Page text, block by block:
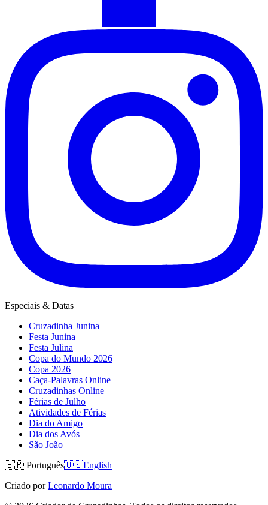
Especiais & Datas
Cruzadinha Junina
Festa Junina
Festa Julina
Copa do Mundo 2026
Copa 2026
Caça-Palavras Online
Cruzadinhas Online
Férias de Julho
Atividades de Férias
Dia do Amigo
Dia dos Avós
São João
🇧🇷 Português🇺🇸English
Criado por Leonardo Moura